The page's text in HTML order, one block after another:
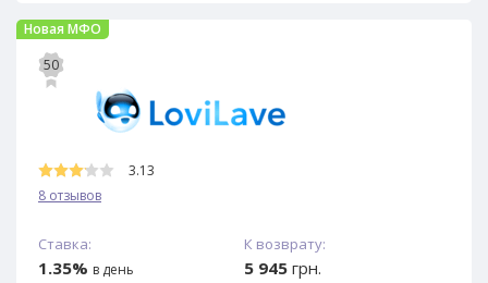
Новая МФО
50
3.13
8 отзывов
Ставка:
1.35% в день
К возврату:
5 945 грн.